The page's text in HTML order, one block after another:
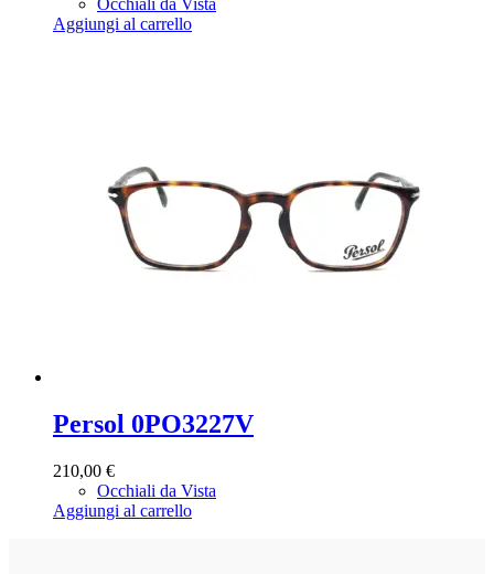
Occhiali da Vista
Aggiungi al carrello
Persol 0PO3227V
210,00 €
Occhiali da Vista
Aggiungi al carrello